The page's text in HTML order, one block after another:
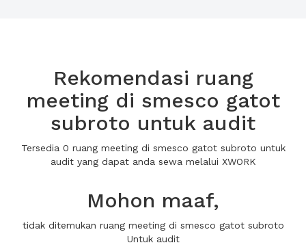
Rekomendasi ruang
meeting di smesco gatot
subroto untuk audit
Tersedia 0 ruang meeting di smesco gatot subroto untuk
audit yang dapat anda sewa melalui XWORK
Mohon maaf,
tidak ditemukan ruang meeting di smesco gatot subroto
Untuk audit